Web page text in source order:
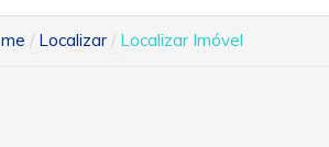
Localizar Localizar Imóvel